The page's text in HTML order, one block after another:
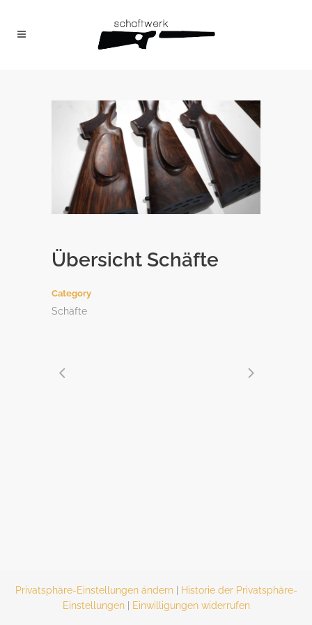
Übersicht Schäfte
Category
Schäfte
Privatsphäre-Einstellungen ändern|
Historie der Privatsphäre-
Einstellungen| Einwilligungen widerrufen